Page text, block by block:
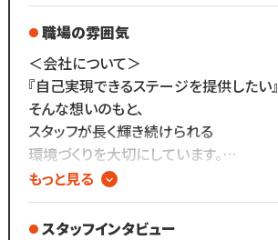
・施術材料・備品はサロンが全て用意
・ノルマ一切なし
・充実の研修制度あり
（費用会社負担・期間中の給与保証あり）
まずは見学・オンライン面談からでもOK！
お気軽にご応募ください◎
職場の雰囲気
＜会社について＞
『自己実現できるステージを提供したい』
そんな想いのもと、
スタッフが長く輝き続けられる
環境づくりを大切にしています。
結婚・出産後も、
夢を持って働ける職場。
もっと見る
スタッフインタビュー